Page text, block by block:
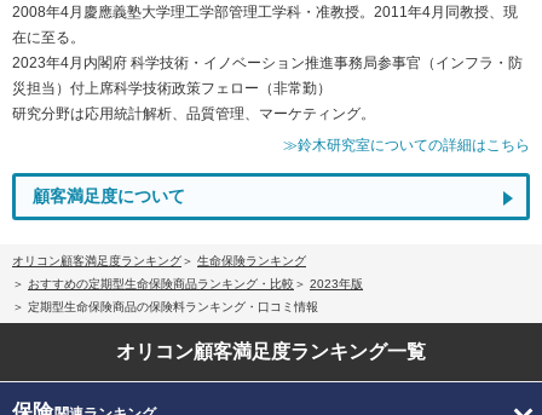
2008年4月慶應義塾大学理工学部管理工学科・准教授。2011年4月同教授、現
在に至る。
2023年4月内閣府 科学技術・イノベーション推進事務局参事官（インフラ・防
災担当）付上席科学技術政策フェロー（非常勤）
研究分野は応用統計解析、品質管理、マーケティング。
≫鈴木研究室についての詳細はこちら
顧客満足度について
オリコン顧客満足度ランキング
生命保険ランキング
おすすめの定期型生命保険商品ランキング・比較
2023年版
定期型生命保険商品の保険料ランキング・口コミ情報
オリコン顧客満足度ランキング一覧